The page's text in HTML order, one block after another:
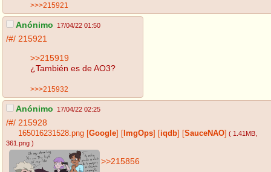
>>>215921
Anónimo 17/04/22 01:50
/#/ 215921
>>215919
¿También es de AO3?
>>>215932
Anónimo 17/04/22 02:25
/#/ 215928
165016231528.png Google ImgOps iqdb SauceNAO ( 1.41MB
361.png )
>>215856